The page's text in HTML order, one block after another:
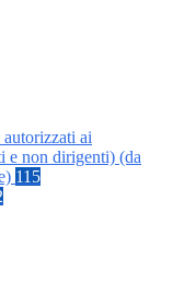
ai
e non dirigenti) (da
115